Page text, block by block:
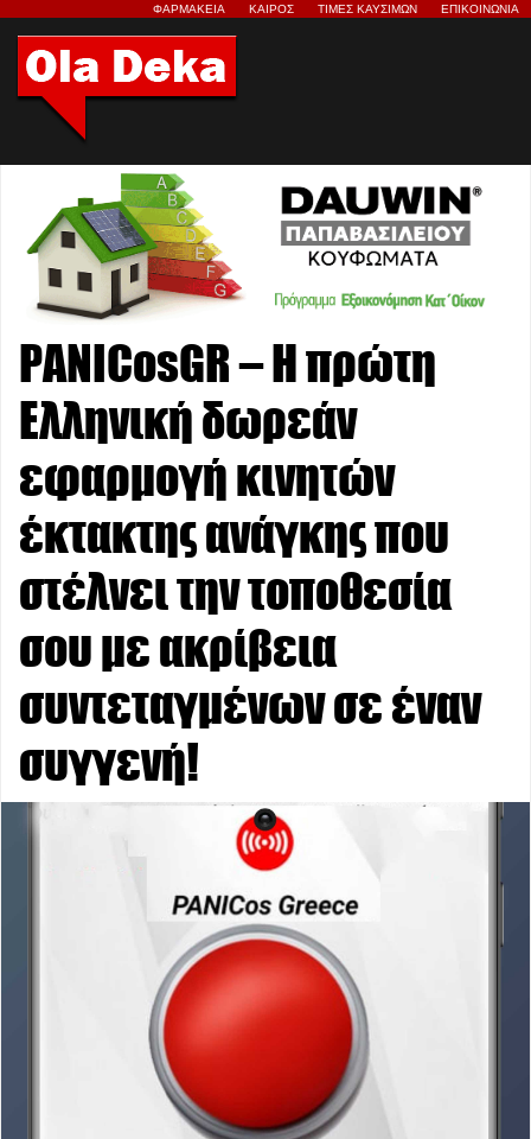
ΦΑΡΜΑΚΕΙΑ ΚΑΙΡΟΣ ΤΙΜΕΣ ΚΑΥΣΙΜΩΝ ΕΠΙΚΟΙΝΩΝΙΑ
PANICosGR – Η πρώτη
Ελληνική δωρεάν
εφαρμογή κινητών
έκτακτης ανάγκης που
στέλνει την τοποθεσία
σου με ακρίβεια
συντεταγμένων σε έναν
συγγενή!